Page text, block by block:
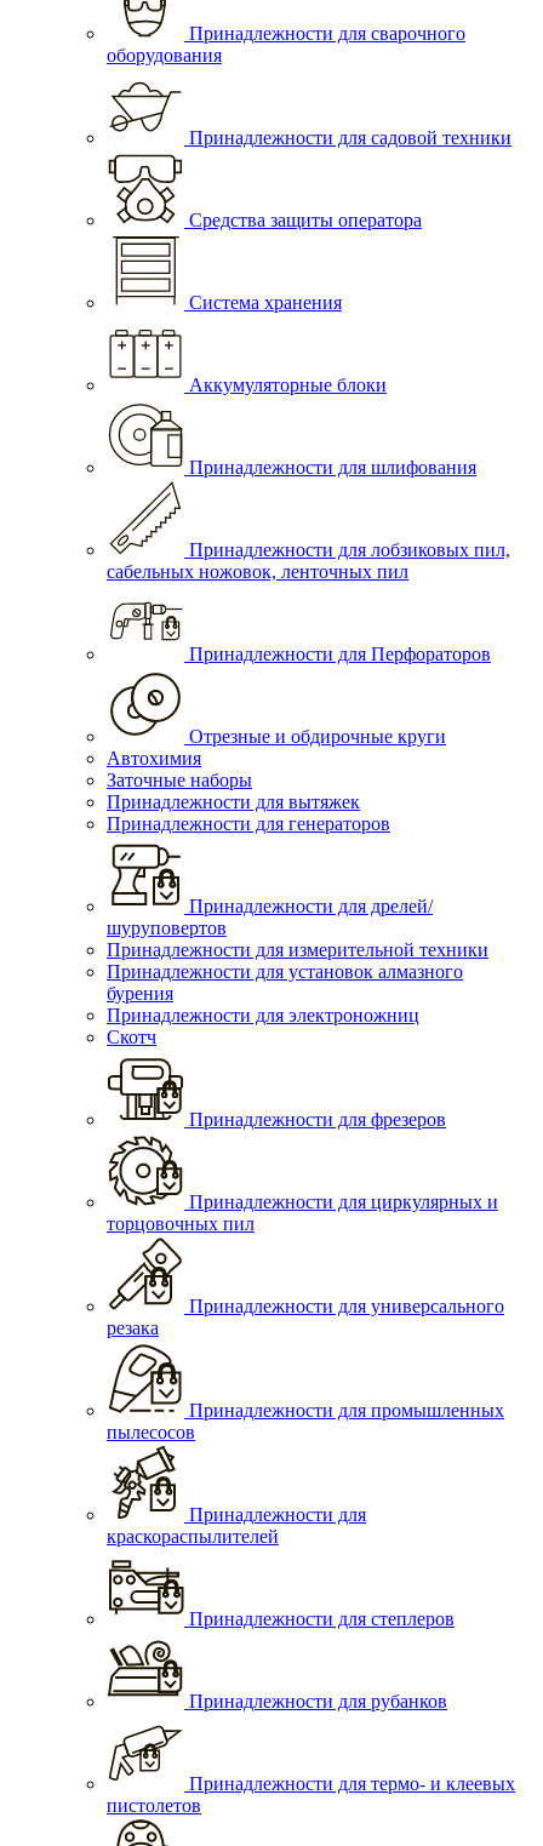
Принадлежности для сварочного
оборудования
Принадлежности для садовой техники
Средства защиты оператора
Система хранения
Аккумуляторные блоки
Принадлежности для шлифования
Принадлежности для лобзиковых пил,
сабельных ножовок, ленточных пил
Принадлежности для Перфораторов
Отрезные и обдирочные круги
Автохимия
Заточные наборы
Принадлежности для вытяжек
Принадлежности для генераторов
Принадлежности для дрелей/
шуруповертов
Принадлежности для измерительной техники
Принадлежности для установок алмазного
бурения
Принадлежности для электроножниц
Скотч
Принадлежности для фрезеров
Принадлежности для циркулярных и
торцовочных пил
Принадлежности для универсального
резака
Принадлежности для промышленных
пылесосов
Принадлежности для
краскораспылителей
Принадлежности для степлеров
Принадлежности для рубанков
Принадлежности для термо- и клеевых
пистолетов